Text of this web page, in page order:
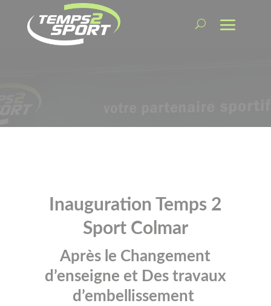
Inauguration Temps 2
Sport Colmar
Après le Changement
d’enseigne et Des travaux
d’embellissement